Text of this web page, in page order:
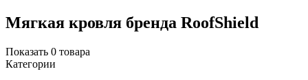
Мягкая кровля бренда RoofShield
Показать 0 товара
Категории